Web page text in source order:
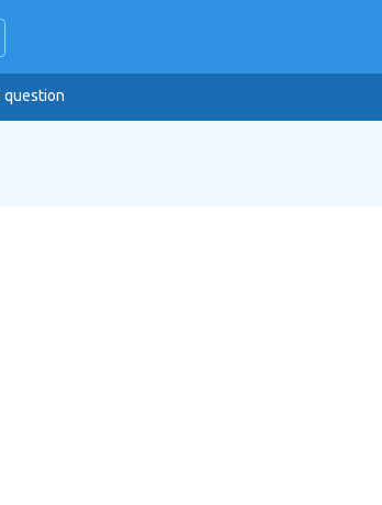
question